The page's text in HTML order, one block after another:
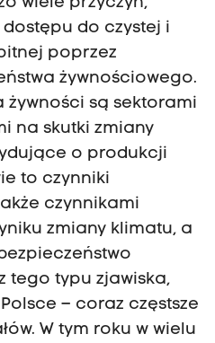
do czystej i
poprzez
żywnościowego.
żywności są sektorami
na skutki zmiany
o produkcji
to czynniki
czynnikami
zmiany klimatu, a
tego typu zjawiska,
– coraz częstsze
W tym roku w wielu